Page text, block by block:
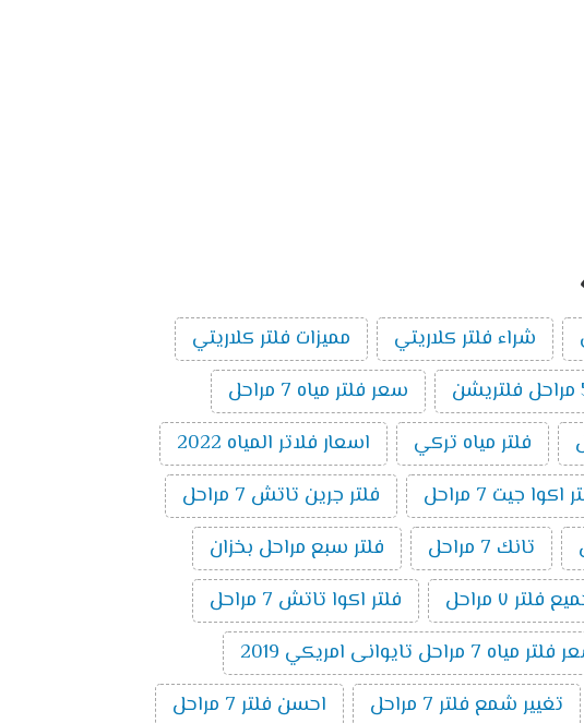
شراء فلتر كلاريتي
مميزات فلتر كلاريتي
سعر فلتر مياه 7 مراحل
فلتر مياه تركي
اسعار فلاتر المياه 2022
جيت 7 مراحل
فلتر جرين تاتش 7 مراحل
تانك 7 مراحل
فلتر سبع مراحل بخزان
فلتر ٧ مراحل
فلتر اكوا تاتش 7 مراحل
مياه 7 مراحل تايوانى امريكي 2019
تغيير شمع فلتر 7 مراحل
احسن فلتر 7 مراحل